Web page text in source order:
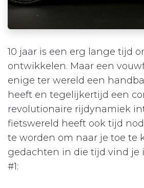
10 jaar is een erg lange tijd
ontwikkelen. Maar een
enige ter wereld een
heeft en tegelijkertijd een
revolutionaire rijdynamiek
fietswereld heeft ook tijd
te worden om naar je toe te
gedachten in die tijd vind je
#1: